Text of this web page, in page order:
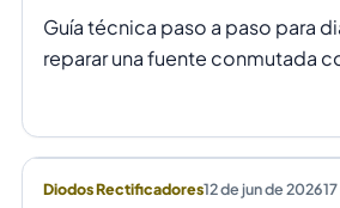
Guía técnica paso a paso para
reparar una fuente conmutada
Diodos Rectificadores12 de jun de 202617